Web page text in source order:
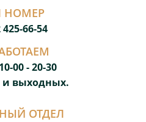
НОМЕР
425-66-54
00 - 20-30
и выходных.
ОТДЕЛ